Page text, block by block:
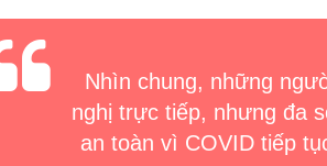
Nhìn chung, những
nghị trực tiếp, nhưng đa
an toàn vì COVID tiếp